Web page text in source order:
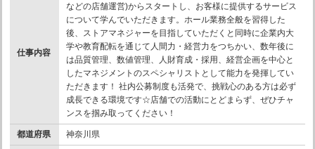
仕事内容
などの店舗運営)からスタートし、お客様に提供するサービス
について学んでいただきます。ホール業務全般を習得した
後、ストアマネジャーを目指していただくと同時に企業内大
学や教育配転を通じて人間力・経営力をつちかい、数年後に
は品質管理、数値管理、人財育成・採用、経営企画を中心と
したマネジメントのスペシャリストとして能力を発揮してい
ただきます！ 社内公募制度も活発で、挑戦心のある方は必ず
成長できる環境です☆店舗での活動にとどまらず、ぜひチャ
ンスを掴み取ってください！
都道府県 神奈川県